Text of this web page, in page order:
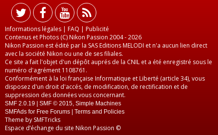
Informations légales | FAQ | Publicité
Contenus et Photos (C) Nikon Passion 2004 - 2026
Nikon Passion est édité par la SAS Editions MELODI et n'a aucun lien direct
avec la société Nikon ou une de ses filiales.
Ce site a fait l'objet d'un dépôt auprés de la CNIL et a été enregistré sous le
numéro d'agrément 1108761.
Conformément à la loi française Informatique et Liberté (article 34), vous
disposez d'un droit d'accés, de modification, de rectification et de
suppression des données vous concernant.
SMF 2.0.19 SMF © 2015, Simple Machines
SMFAds for Free Forums Terms and Policies
Theme by SMFTricks
Espace d’échange du site Nikon Passion ©